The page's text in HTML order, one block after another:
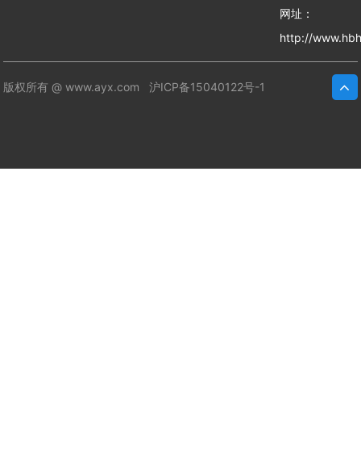
网址：
http://
版权所有 @ www.ayx.com沪ICP备15040122号-1